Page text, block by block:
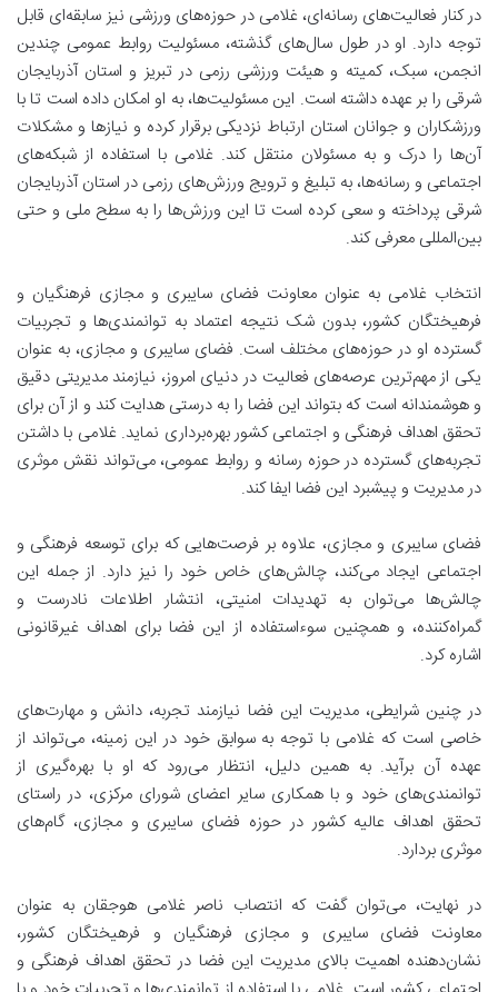
در کنار فعالیت‌های رسانه‌ای، غلامی در حوزه‌های ورزشی نیز سابقه‌ای قابل
توجه دارد. او در طول سال‌های گذشته، مسئولیت روابط عمومی چندین
انجمن، سبک، کمیته و هیئت ورزشی رزمی در تبریز و استان آذربایجان
شرقی را بر عهده داشته است. این مسئولیت‌ها، به او امکان داده است تا با
ورزشکاران و جوانان استان ارتباط نزدیکی برقرار کرده و نیازها و مشکلات
آن‌ها را درک و به مسئولان منتقل کند. غلامی با استفاده از شبکه‌های
اجتماعی و رسانه‌ها، به تبلیغ و ترویج ورزش‌های رزمی در استان آذربایجان
شرقی پرداخته و سعی کرده است تا این ورزش‌ها را به سطح ملی و حتی
بین‌المللی معرفی کند.
انتخاب غلامی به عنوان معاونت فضای سایبری و مجازی فرهنگیان و
فرهیختگان کشور، بدون شک نتیجه اعتماد به توانمندی‌ها و تجربیات
گسترده او در حوزه‌های مختلف است. فضای سایبری و مجازی، به عنوان
یکی از مهم‌ترین عرصه‌های فعالیت در دنیای امروز، نیازمند مدیریتی دقیق
و هوشمندانه است که بتواند این فضا را به درستی هدایت کند و از آن برای
تحقق اهداف فرهنگی و اجتماعی کشور بهره‌برداری نماید. غلامی با داشتن
تجربه‌های گسترده در حوزه رسانه و روابط عمومی، می‌تواند نقش موثری
در مدیریت و پیشبرد این فضا ایفا کند.
فضای سایبری و مجازی، علاوه بر فرصت‌هایی که برای توسعه فرهنگی و
اجتماعی ایجاد می‌کند، چالش‌های خاص خود را نیز دارد. از جمله این
چالش‌ها می‌توان به تهدیدات امنیتی، انتشار اطلاعات نادرست و
گمراه‌کننده، و همچنین سوءاستفاده از این فضا برای اهداف غیرقانونی
اشاره کرد.
در چنین شرایطی، مدیریت این فضا نیازمند تجربه، دانش و مهارت‌های
خاصی است که غلامی با توجه به سوابق خود در این زمینه، می‌تواند از
عهده آن برآید. به همین دلیل، انتظار می‌رود که او با بهره‌گیری از
توانمندی‌های خود و با همکاری سایر اعضای شورای مرکزی، در راستای
تحقق اهداف عالیه کشور در حوزه فضای سایبری و مجازی، گام‌های
موثری بردارد.
در نهایت، می‌توان گفت که انتصاب ناصر غلامی هوجقان به عنوان
معاونت فضای سایبری و مجازی فرهنگیان و فرهیختگان کشور،
نشان‌دهنده اهمیت بالای مدیریت این فضا در تحقق اهداف فرهنگی و